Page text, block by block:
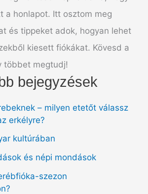
a honlapot. Itt osztom meg
és tippeket adok, hogyan lehet
kiesett fiókákat. Kövesd a
többet megtudj!
bejegyzések
– milyen etetőt válassz
erkélyre?
kultúrában
és népi mondások
szezon